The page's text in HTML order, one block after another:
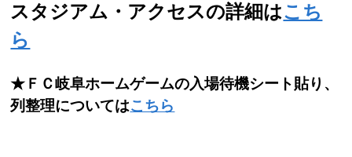
スタジアム・アクセスの詳細はこち
ら
★ＦＣ岐阜ホームゲームの入場待機シート貼り、
列整理についてはこちら